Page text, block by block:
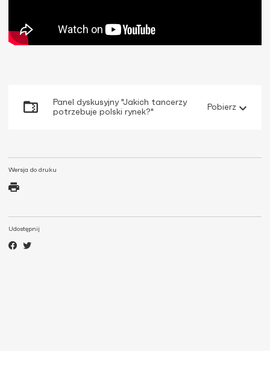
Wersja do druku
Udostępnij
Panel dyskusyjny "Jakich tancerzy
potrzebuje polski rynek?"
Pobierz